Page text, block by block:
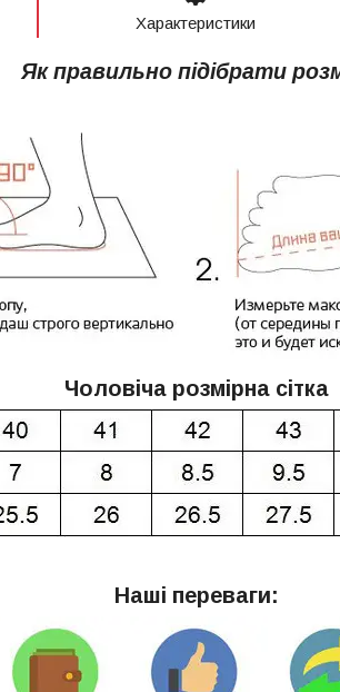
Характеристики
Як правильно підібрати
Чоловіча розмірна сітка
Наші переваги: